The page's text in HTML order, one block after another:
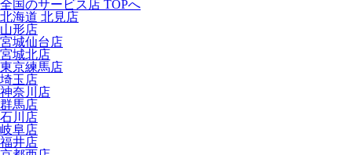
全国のサービス店 TOPへ
北海道 北見店
山形店
宮城仙台店
宮城北店
東京練馬店
埼玉店
神奈川店
群馬店
石川店
岐阜店
福井店